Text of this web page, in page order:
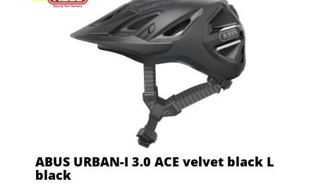
ABUS URBAN-I 3.0 ACE velvet black L
black